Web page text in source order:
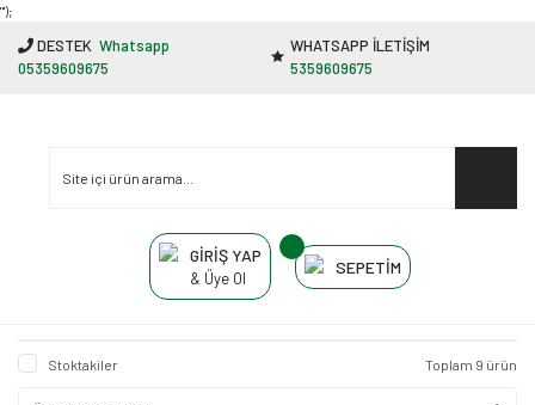
"');
DESTEK Whatsapp
05359609675
WHATSAPP İLETİŞİM
5359609675
GİRİŞ YAP
& Üye Ol
SEPETİM
Stoktakiler Toplam 9 ürün